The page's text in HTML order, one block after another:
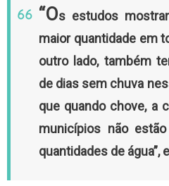
“Os estudos
maior quantidade em
outro lado, também
de dias sem chuva
que quando chove, a
municípios não
quantidades de água”,